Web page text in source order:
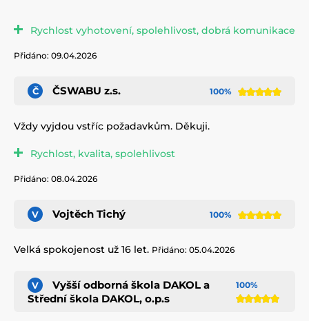
Rychlost vyhotovení, spolehlivost, dobrá komunikace
Přidáno: 09.04.2026
Č ČSWABU z.s. 100%
Vždy vyjdou vstříc požadavkům. Děkuji.
Rychlost, kvalita, spolehlivost
Přidáno: 08.04.2026
V Vojtěch Tichý 100%
Velká spokojenost už 16 let. Přidáno: 05.04.2026
V
Vyšší odborná škola DAKOL a
Střední škola DAKOL, o.p.s
100%